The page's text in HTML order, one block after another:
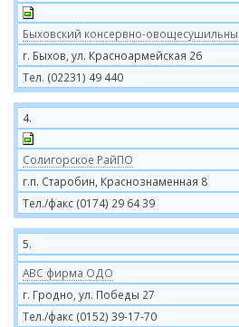
Быховский консервно-
г. Быхов, ул. Красноармейская 26
Тел. (02231) 49 440
4.
Солигорское РайПО
г.п. Старобин, Краснознаменная 8
Тел./факс (0174) 29 64 39
5.
АВС фирма ОДО
г. Гродно, ул. Победы 27
Тел./факс (0152) 39-17-70